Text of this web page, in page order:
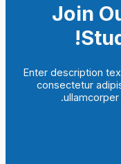
Join
Enter description
consectetur
ullamcorper